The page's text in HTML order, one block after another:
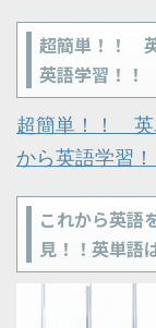
超簡単！！
英語学習！！
超簡単！！ 英
から英語学習！
これから英語
見！！英単語